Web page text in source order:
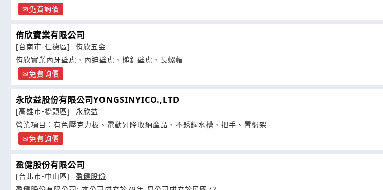
免費詢價
侑欣實業有限公司
[台南市-仁德區]
侑欣五金
侑欣實業內牙壁虎、內迫壁虎、槌釘壁虎、長螺帽
免費詢價
永欣益股份有限公司YONGSINYICO.,LTD
[高雄市-橋頭區]
永欣益
營業項目：有色壓克力板、電動昇降收納產品、不銹鋼水槽、把手、置盤架
免費詢價
盈健股份有限公司
[台北市-中山區]
盈健股份